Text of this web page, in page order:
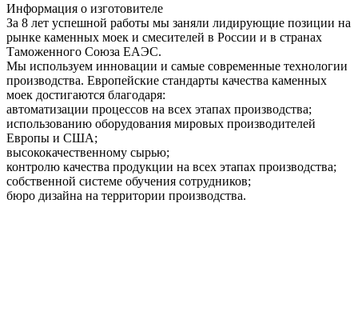
Информация о изготовителе
За 8 лет успешной работы мы заняли лидирующие позиции на
рынке каменных моек и смесителей в России и в странах
Таможенного Союза ЕАЭС.
Мы используем инновации и самые современные технологии
производства. Европейские стандарты качества каменных
моек достигаются благодаря:
автоматизации процессов на всех этапах производства;
использованию оборудования мировых производителей
Европы и США;
высококачественному сырью;
контролю качества продукции на всех этапах производства;
собственной системе обучения сотрудников;
бюро дизайна на территории производства.